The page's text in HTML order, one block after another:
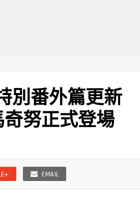
別番外篇更新
努正式登場
EMAIL